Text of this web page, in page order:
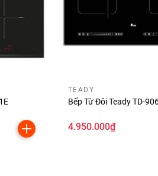
không gian
, dễ dàng kết hợp
dụng.
TEADY
Bếp Từ Đôi Teady TD-
4.950.000₫